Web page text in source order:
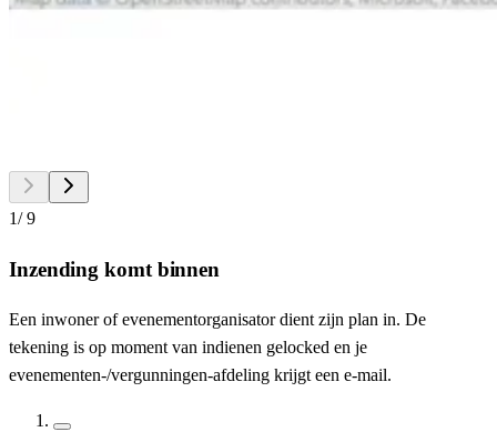
1/9
Inzending komt binnen
Een inwoner of evenementorganisator dient zijn plan in. De
tekening is op moment van indienen gelocked en je
evenementen-/vergunningen-afdeling krijgt een e-mail.